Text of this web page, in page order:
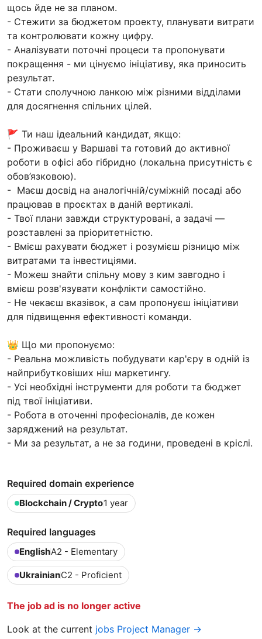
щось йде не за планом.
- Стежити за бюджетом проекту, планувати витрати
та контролювати кожну цифру.
- Аналізувати поточні процеси та пропонувати
покращення - ми цінуємо ініціативу, яка приносить
результат.
- Стати сполучною ланкою між різними відділами
для досягнення спільних цілей.
🚩 Ти наш ідеальний кандидат, якщо:
- Проживаєш у Варшаві та готовий до активної
роботи в офісі або гібридно (локальна присутність є
обов’язковою).
- Маєш досвід на аналогічній/суміжній посаді або
працював в проєктах в даній вертикалі.
- Твої плани завжди структуровані, а задачі —
розставлені за пріоритетністю.
- Вмієш рахувати бюджет і розумієш різницю між
витратами та інвестиціями.
- Можеш знайти спільну мову з ким завгодно і
вмієш розв'язувати конфлікти самостійно.
- Не чекаєш вказівок, а сам пропонуєш ініціативи
для підвищення ефективності команди.
👑 Що ми пропонуємо:
- Реальна можливість побудувати кар'єру в одній із
найприбутковіших ніш маркетингу.
- Усі необхідні інструменти для роботи та бюджет
під твої ініціативи.
- Робота в оточенні професіоналів, де кожен
заряджений на результат.
- Ми за результат, а не за години, проведені в кріслі.
Required domain experience
Blockchain / Crypto1 year
Required languages
EnglishA2 - Elementary
UkrainianC2 - Proficient
The job ad is no longer active
Look at the current jobs Project Manager →